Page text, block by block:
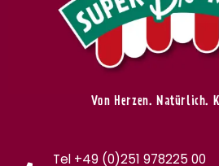
Von Herzen. Natürlich.
Tel +49 (0)251 978225 00